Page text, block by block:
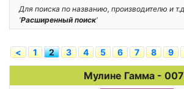
Для поиска по названию, производителю и
'Расширенный поиск'
< 1 2 3 4 5 6 7 8 9
Мулине Гамма -